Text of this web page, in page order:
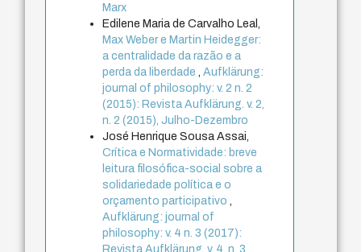
Marx
Edilene Maria de Carvalho Leal,
Max Weber e Martin Heidegger:
a centralidade da razão e a
perda da liberdade
,Aufklärung:
journal of philosophy: v. 2 n. 2
(2015): Revista Aufklärung. v. 2,
n. 2 (2015), Julho-Dezembro
José Henrique Sousa Assai,
Crítica e Normatividade: breve
leitura filosófica-social sobre a
solidariedade política e o
orçamento participativo
Aufklärung: journal of
philosophy: v. 4 n. 3 (2017):
Revista Aufklärung. v. 4, n. 3